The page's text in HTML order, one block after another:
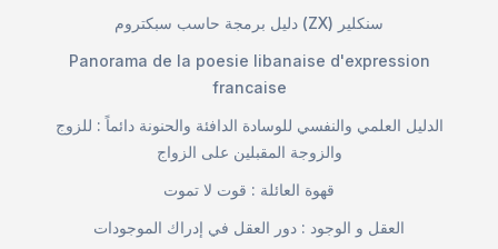
دليل برمجة حاسب سبكتروم (ZX) سنكلير
Panorama de la poesie libanaise d'expression
francaise
الدليل العلمي والنفسي للوسادة الدافئة والحنونة دائماً : للزوج
والزوجة المقبلين على الزواج
قهوة العائلة : قوت لا تموت
العقل و الوجود : دور العقل في إدراك الموجودات